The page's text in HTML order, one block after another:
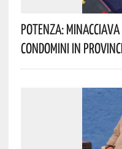
Potenza:
Condomini In